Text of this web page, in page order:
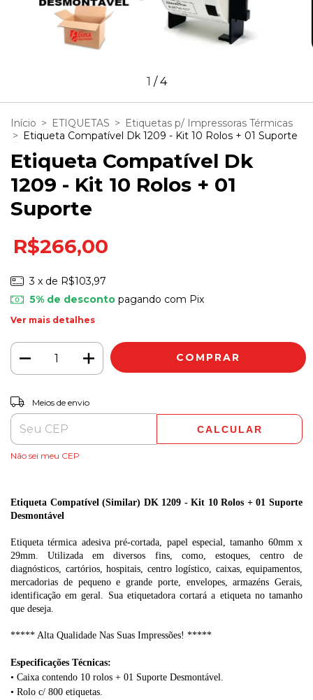
1 /4
Início > ETIQUETAS > Etiquetas p/ Impressoras Térmicas
> Etiqueta Compatível Dk 1209 - Kit 10 Rolos + 01 Suporte
Etiqueta Compatível Dk
1209 - Kit 10 Rolos + 01
Suporte
R$266,00
3 x de R$103,97
5% de descontopagando com Pix
Ver mais detalhes
Entregas para o CEP:
Meios de envio
CALCULAR
Não sei meu CEP
Etiqueta Compatível (Similar) DK 1209 - Kit 10 Rolos + 01 Suporte
Desmontável
Etiqueta térmica adesiva pré-cortada, papel especial, tamanho 60mm x
29mm. Utilizada em diversos fins, como, estoques, centro de
diagnósticos, cartórios, hospitais, centro logístico, caixas, equipamentos,
mercadorias de pequeno e grande porte, envelopes, armazéns Gerais,
identificação em geral. Sua etiquetadora cortará a etiqueta no tamanho
que deseja.
***** Alta Qualidade Nas Suas Impressões! *****
Especificações Técnicas:
• Caixa contendo 10 rolos + 01 Suporte Desmontável.
• Rolo c/ 800 etiquetas.